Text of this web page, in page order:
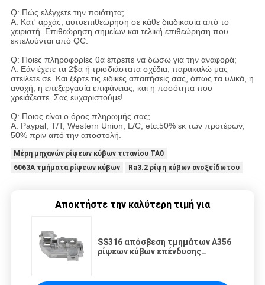
Q: Πώς ελέγχετε την ποιότητα;
Α: Κατ' αρχάς, αυτοεπιθεώρηση σε κάθε διαδικασία από το
χειριστή. Επιθεώρηση σημείων και τελική επιθεώρηση που
εκτελούνται από QC.
Q: Ποιες πληροφορίες θα έπρεπε να δώσω για την αναφορά;
Α: Εάν έχετε τα 2$α ή τρισδιάστατα σχέδια, παρακαλώ μας
στείλετε σε. Και ξέρτε τις ειδικές απαιτήσεις σας, όπως τα υλικά, η
ανοχή, η επεξεργασία επιφάνειας, και η ποσότητα που
χρειάζεστε. Σας ευχαριστούμε!
Q: Ποιος είναι ο όρος πληρωμής σας;
Α: Paypal, T/T, Western Union, L/C, etc.50% εκ των προτέρων,
50% πριν από την αποστολή.
Μέρη μηχανών ρίψεων κύβων τιτανίου TA0
6063A τμήματα ρίψεων κύβων
Ra3.2 ρίψη κύβων ανοξείδωτου
Αποκτήστε την καλύτερη τιμή για
SS316 απόσβεση τμημάτων A356
ρίψεων κύβων επένδυσης